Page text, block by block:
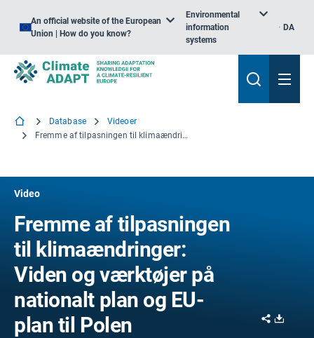
An official website of the European
Union | How do you know?
Environmental
information
systems
DA
Database
Videoer
Fremme af tilpasningen til klimaændringer: Viden og værktøjer på nationalt plan og EU-plan til Polen
Video
Fremme af tilpasningen
til klimaændringer:
Viden og værktøjer på
nationalt plan og EU-
plan til Polen
Share